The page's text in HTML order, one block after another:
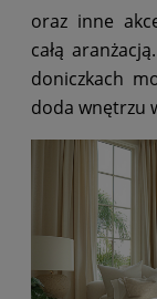
oraz inne
całą aranżacją.
doniczkach
doda wnętrzu